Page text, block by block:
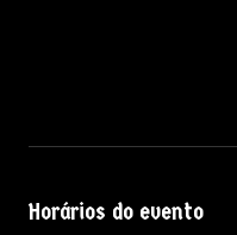
Horários do evento